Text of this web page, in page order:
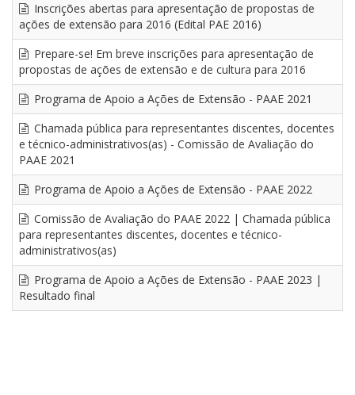
Inscrições abertas para apresentação de propostas de
ações de extensão para 2016 (Edital PAE 2016)
Prepare-se! Em breve inscrições para apresentação de
propostas de ações de extensão e de cultura para 2016
Programa de Apoio a Ações de Extensão - PAAE 2021
Chamada pública para representantes discentes, docentes
e técnico-administrativos(as) - Comissão de Avaliação do
PAAE 2021
Programa de Apoio a Ações de Extensão - PAAE 2022
Comissão de Avaliação do PAAE 2022 | Chamada pública
para representantes discentes, docentes e técnico-
administrativos(as)
Programa de Apoio a Ações de Extensão - PAAE 2023 |
Resultado final